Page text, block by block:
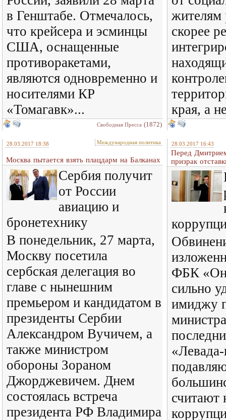
в Генштабе. Отмечалось,
что крейсера и эсминцы
США, оснащенные
противоракетами,
являются одновременно и
носителями КР
«Томагавк»...
Свободная Пресса (1872)
жителям
скорее
края, а
28.03.2017 18:38 Международная политика
Москва пытается взять плацдарм на Балканах
Сербия получит
от России
авиацию и
бронетехнику
В понедельник, 27 марта,
Москву посетила
сербская делегация во
главе с нынешним
премьером и кандидатом в
президенты Сербии
Александром Вучичем, а
также министром
обороны Зораном
Джорджевичем. Днем
состоялась встреча
президента РФ Владимира
28.03.2017 16:43
Перед
призрак
ФБК «Он
сильно
имиджу
считают